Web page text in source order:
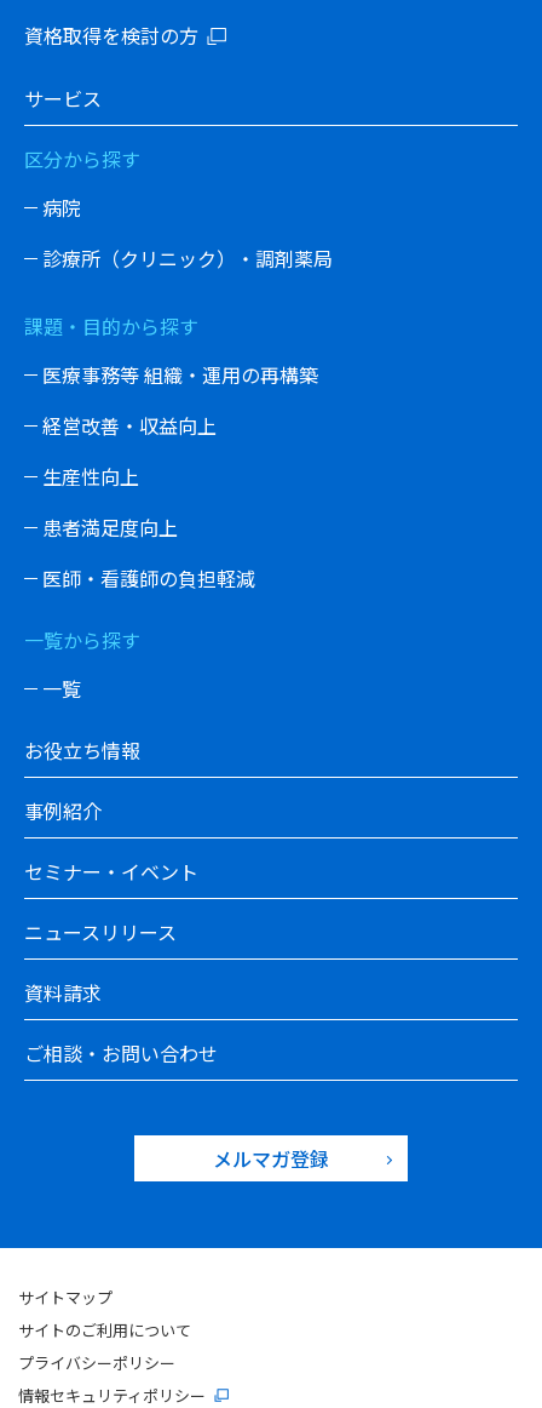
資格取得を検討の方
サービス
区分から探す
病院
診療所（クリニック）・調剤薬局
課題・目的から探す
医療事務等 組織・運用の再構築
経営改善・収益向上
生産性向上
患者満足度向上
医師・看護師の負担軽減
一覧から探す
一覧
お役立ち情報
事例紹介
セミナー・イベント
ニュースリリース
資料請求
ご相談・お問い合わせ
メルマガ登録
サイトマップ
サイトのご利用について
プライバシーポリシー
情報セキュリティポリシー